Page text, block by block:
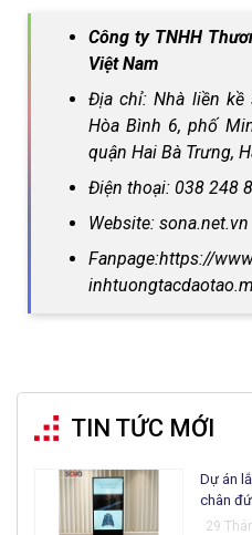
Công ty TNHH
Việt Nam
Địa chỉ: Nhà liền kề
Hòa Bình 6, phố
quận Hai Bà Trưng,
Điện thoại: 038 248
Website: sona.net.vn
Fanpage:https://
TIN TỨC MỚI
Dự án
chân
29